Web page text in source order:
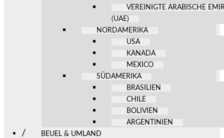
VEREINIGTE ARABISCHE
(UAE)
NORDAMERIKA
USA
KANADA
MEXICO
SÜDAMERIKA
BRASILIEN
CHILE
BOLIVIEN
ARGENTINIEN
BEUEL & UMLAND